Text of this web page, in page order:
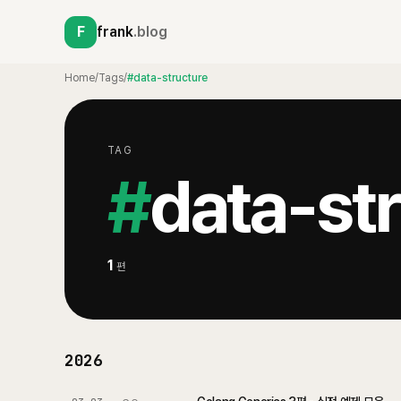
F frank.blog
Home/Tags/#data-structure
TAG
#data-
1 편
2026